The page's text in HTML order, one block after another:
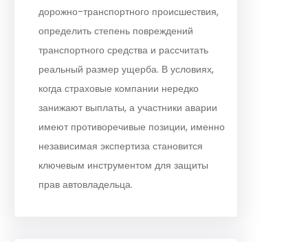
дорожно-транспортного происшествия,
определить степень повреждений
транспортного средства и рассчитать
реальный размер ущерба. В условиях,
когда страховые компании нередко
занижают выплаты, а участники аварии
имеют противоречивые позиции, именно
независимая экспертиза становится
ключевым инструментом для защиты
прав автовладельца.